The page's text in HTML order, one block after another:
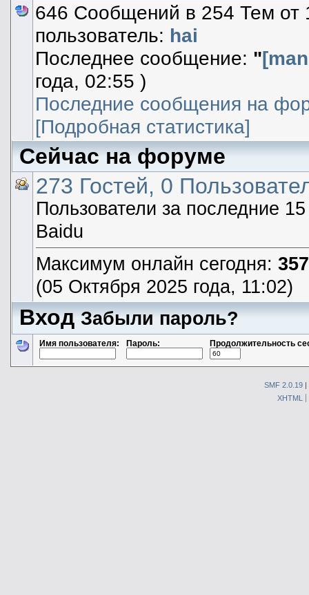
646 Сообщений в 254 Тем от
пользователь: hai
Последнее сообщение: "
года, 02:55 )
Последние сообщения на
[Подробная статистика]
Сейчас на форуме
273 Гостей, 0
Пользователи за последние
Baidu
Максимум онлайн сегодня: 357
(05 Октября 2025 года, 11:02)
ВходЗабыли пароль?
Имя пользователя: Пароль: Продолжительность
SMF 2.0.19 |
XHTML